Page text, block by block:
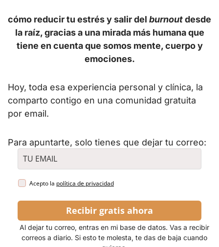
cómo reducir tu estrés y salir del burnoutdesde
la raíz, gracias a una mirada más humana que
tiene en cuenta que somos mente, cuerpo y
emociones.
Hoy, toda esa experiencia personal y clínica, la
comparto contigo en una comunidad gratuita
por email.
Para apuntarte, solo tienes que dejar tu correo:
Acepto la política de privacidad
Recibir gratis ahora
Al dejar tu correo, entras en mi base de datos. Vas a recibir
correos a diario. Si esto te molesta, te das de baja cuando